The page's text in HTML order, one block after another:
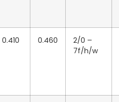
0.410 0.460
2/0 –
7f/h/w